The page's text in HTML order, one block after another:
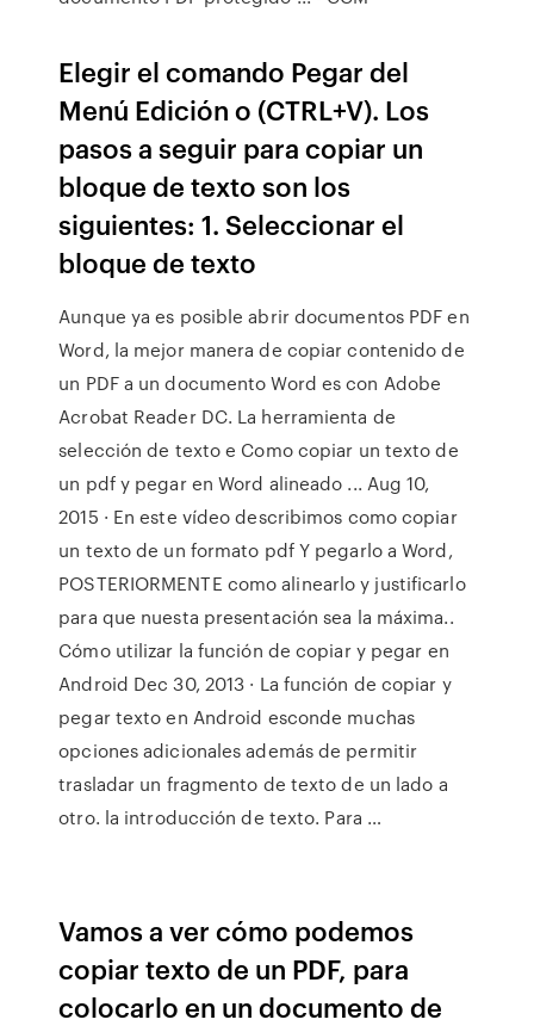
Elegir el comando Pegar del
Menú Edición o (CTRL+V). Los
pasos a seguir para copiar un
bloque de texto son los
siguientes: 1. Seleccionar el
bloque de texto
Aunque ya es posible abrir documentos PDF en
Word, la mejor manera de copiar contenido de
un PDF a un documento Word es con Adobe
Acrobat Reader DC. La herramienta de
selección de texto e Como copiar un texto de
un pdf y pegar en Word alineado ... Aug 10,
2015 · En este vídeo describimos como copiar
un texto de un formato pdf Y pegarlo a Word,
POSTERIORMENTE como alinearlo y justificarlo
para que nuesta presentación sea la máxima..
Cómo utilizar la función de copiar y pegar en
Android Dec 30, 2013 · La función de copiar y
pegar texto en Android esconde muchas
opciones adicionales además de permitir
trasladar un fragmento de texto de un lado a
otro. la introducción de texto. Para …
Vamos a ver cómo podemos
copiar texto de un PDF, para
colocarlo en un documento de